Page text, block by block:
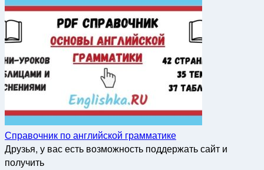
Справочник по английской грамматике
Друзья, у вас есть возможность поддержать сайт и
получить